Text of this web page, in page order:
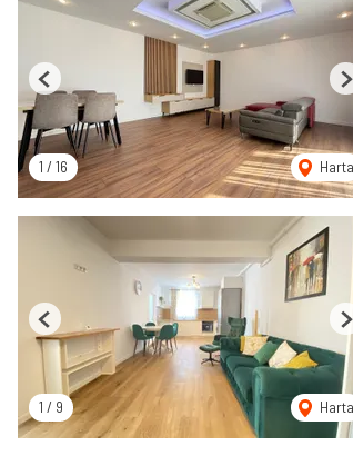
1 / 16 Harta
Previous
1 / 9 Harta
Previous